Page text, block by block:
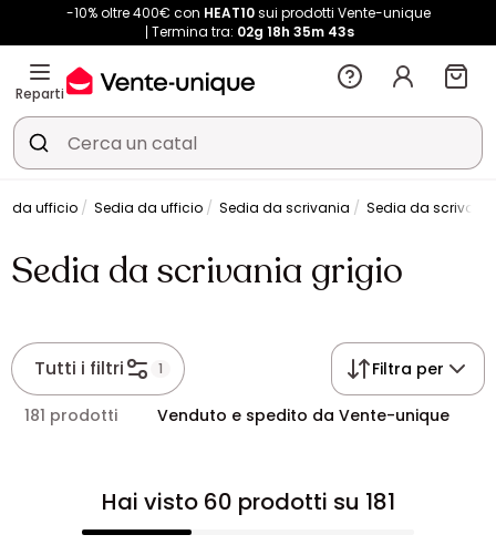
-10% oltre 400€ con HEAT10sui prodotti Vente-unique
Termina tra: 02g 18h 35m 42s
Reparti
da ufficio Sedia da ufficio Sedia da scrivania Sedia da
Sedia da scrivania grigio
Tutti i filtri 1 Filtra per
181 prodotti Venduto e spedito da Vente-unique
Hai visto 60 prodotti su 181